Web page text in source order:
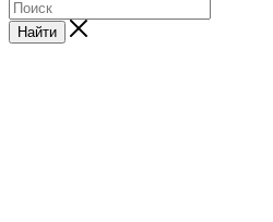
Найти